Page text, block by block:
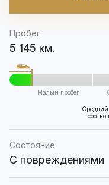
Пробег:
5 145 км.
Малый пробег
Средний
Состояние:
C повреждениями